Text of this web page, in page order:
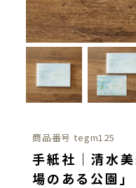
商品番号 tegm125
手紙社｜清水美
場のある公園」